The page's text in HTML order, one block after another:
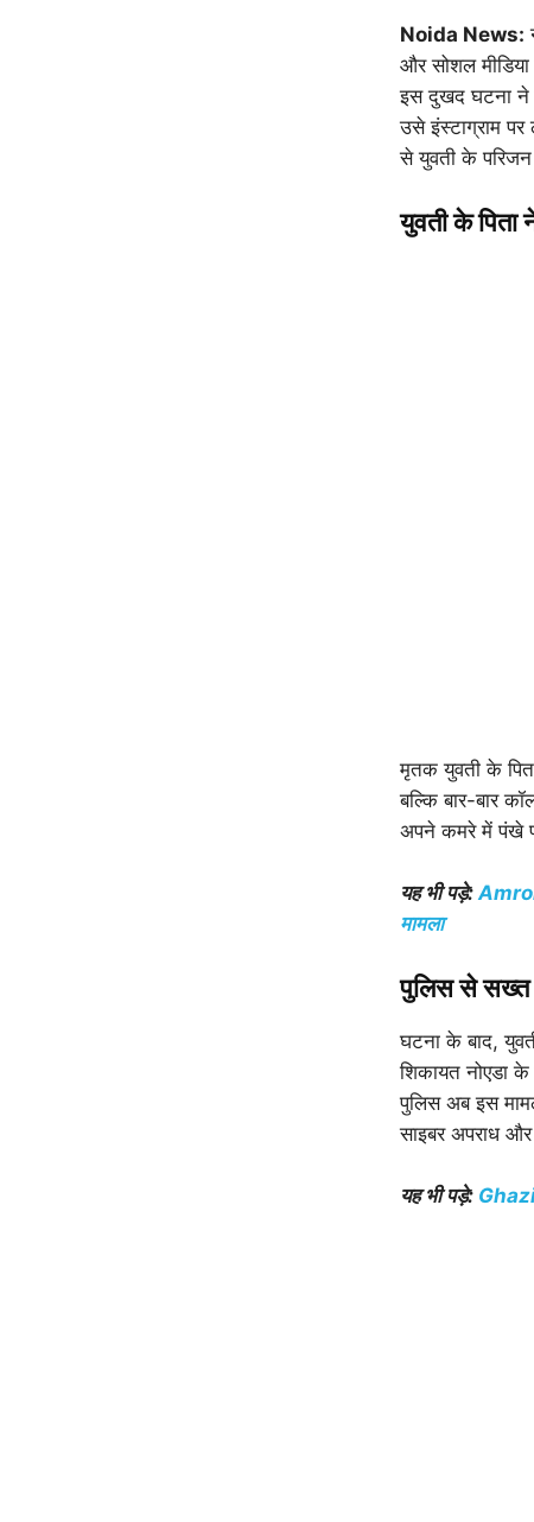
Noida News:
और सोशल
इस दुखद घटना ने
उसे इंस्टाग्राम
से युवती के
युवती के पिता
मृतक युवती के
बल्कि बार-बार
अपने कमरे में पंखे
यह भी पड़े:
मामला
पुलिस से सख्त
घटना के बाद,
शिकायत नोएडा
पुलिस अब इस
साइबर अपराध
यह भी पड़े: